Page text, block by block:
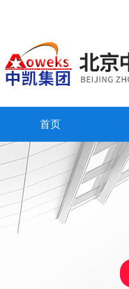
首页